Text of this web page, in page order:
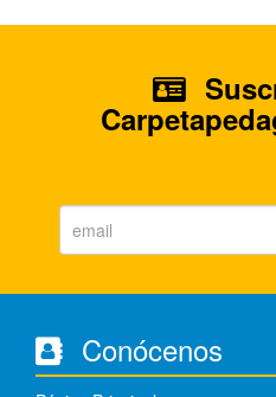
Conócenos